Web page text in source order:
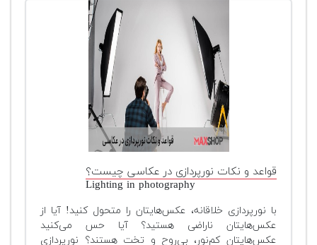
قواعد و نکات نورپردازی در عکاسی چیست؟
Lighting in photography
با نورپردازی خلاقانه، عکس‌هایتان را متحول کنید! آیا از
عکس‌هایتان ناراضی هستید؟ آیا حس می‌کنید
عکس‌هایتان کم‌نور، بی‌روح و تخت هستند؟ نورپردازی